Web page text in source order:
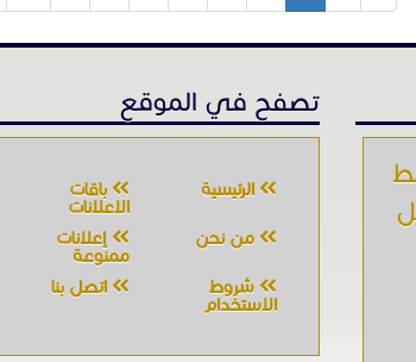
تصفح في الموقع
الرئيسية
باقات
الإعلانات
من نحن
إعلانات
ممنوعة
شروط
الاستخدام
اتصل بنا